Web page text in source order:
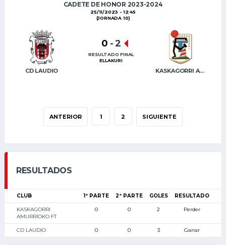
CADETE DE HONOR 2023-2024
25/11/2023 - 12:45
(JORNADA 10)
CD LAUDIO KASKAGORRI AMURRIOKO FT
0 -2
RESULTADO FINAL
ELLAKURI
ANTERIOR 1 2 SIGUIENTE
RESULTADOS
CLUB 1ª PARTE 2ª PARTE GOLES RESULTADO
KASKAGORRI
AMURRIOKO FT
0 0 2 Perder
CD LAUDIO 0 0 3 Ganar